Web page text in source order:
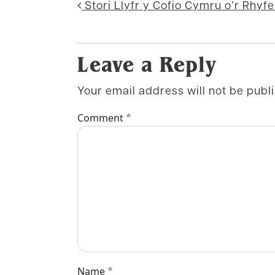
Mordwyo
Stori Llyfr y Cofio Cymru o’r
Leave a Reply
Your email address will not be
Comment *
Name *